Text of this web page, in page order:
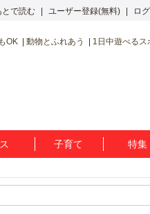
とで読む ユーザー登録(無料) ロ
OK 動物とふれあう 1日中遊べるス
子育て 特集